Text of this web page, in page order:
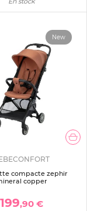
New
compacte zephir
copper
199,90 €